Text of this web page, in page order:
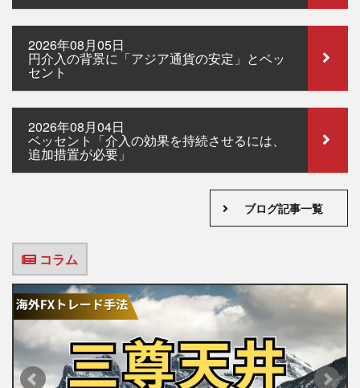
2026年08月05日
円介入の背景に「アジア通貨の安定」とベッ
セント
2026年08月04日
ベッセント「介入の効果を持続させるには、
追加措置が必要」
ブログ記事一覧
コラム